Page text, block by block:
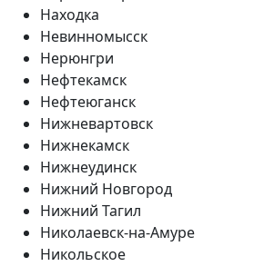
Находка
Невинномысск
Нерюнгри
Нефтекамск
Нефтеюганск
Нижневартовск
Нижнекамск
Нижнеудинск
Нижний Новгород
Нижний Тагил
Николаевск-на-Амуре
Никольское